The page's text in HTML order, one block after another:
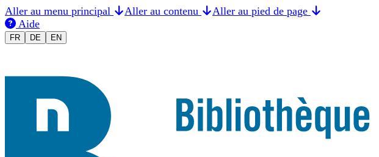
Aller au menu principal Aller au contenu
Aller au pied de page
Aide
FRChanger la langue en Français
DE Sprache auf Deutsch ändern
ENSwitch to English